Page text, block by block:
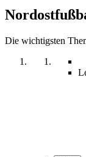
Die wichtigsten